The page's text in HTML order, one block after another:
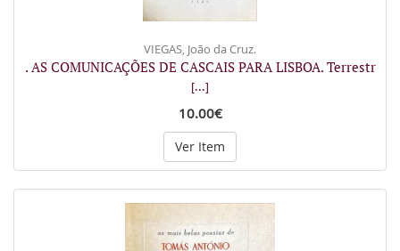
VIEGAS, João da Cruz.
. AS COMUNICAÇÕES DE CASCAIS PARA LISBOA. Terrestr
[...]
10.00€
Ver Item